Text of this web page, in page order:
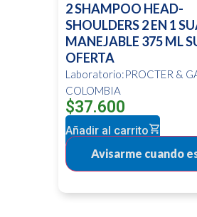
2 SHAMPOO HEAD-
SHOULDERS 2 EN 1
MANEJABLE 375 ML
OFERTA
Laboratorio:PROCTER &
COLOMBIA
$37.600
Añadir al carrito